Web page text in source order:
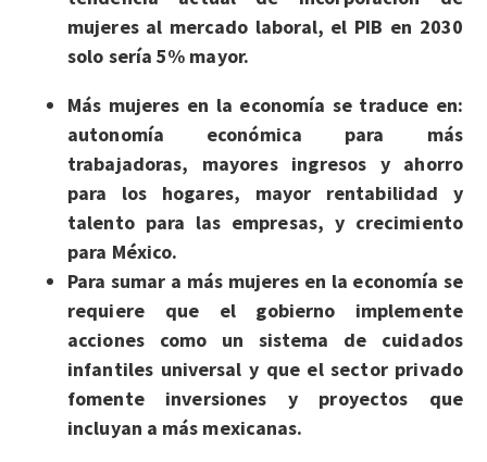
mujeres al mercado laboral, el PIB en 2030
solo sería 5% mayor.
Más mujeres en la economía se traduce en:
autonomía económica para más
trabajadoras, mayores ingresos y ahorro
para los hogares, mayor rentabilidad y
talento para las empresas, y crecimiento
para México.
Para sumar a más mujeres en la economía se
requiere que el gobierno implemente
acciones como un sistema de cuidados
infantiles universal y que el sector privado
fomente inversiones y proyectos que
incluyan a más mexicanas.